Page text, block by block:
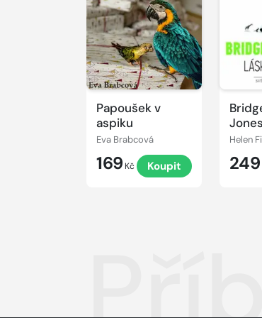
Papoušek v
aspiku
Eva Brabcová
169 Kč Koupit
šílená
Helen
249